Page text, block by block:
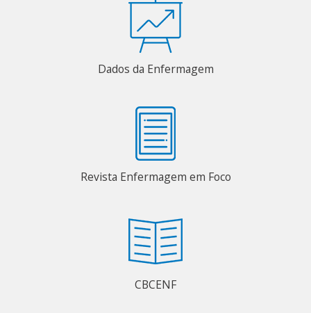
Dados da Enfermagem
Revista Enfermagem em Foco
CBCENF